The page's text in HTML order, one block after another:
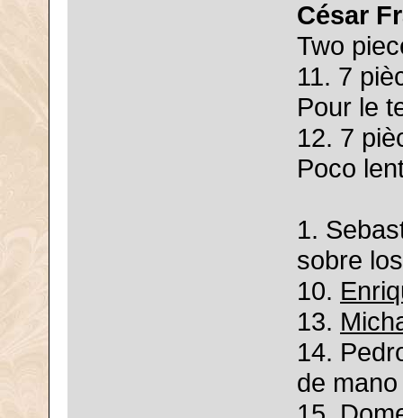
César
Two
11. 7
Pour le
12. 7
Poco
1.
sobre
10.
13.
14.
de